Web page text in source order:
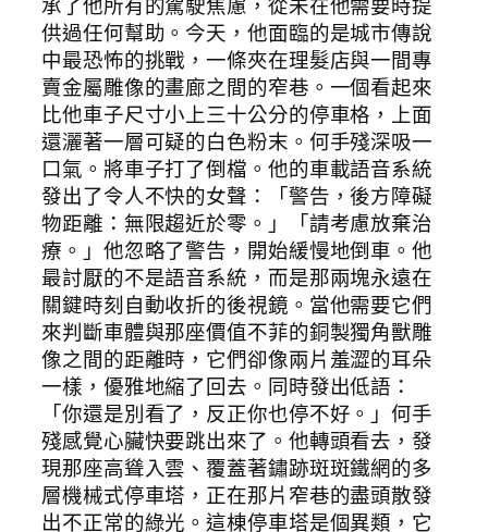
供過任何幫助。今天，他面臨的是城市傳說
中最恐怖的挑戰，一條夾在理髮店與一間專
賣金屬雕像的畫廊之間的窄巷。一個看起來
比他車子尺寸小上三十公分的停車格，上面
還灑著一層可疑的白色粉末。何手殘深吸一
口氣。將車子打了倒檔。他的車載語音系統
發出了令人不快的女聲：「警告，後方障礙
物距離：無限趨近於零。」「請考慮放棄治
療。」他忽略了警告，開始緩慢地倒車。他
最討厭的不是語音系統，而是那兩塊永遠在
關鍵時刻自動收折的後視鏡。當他需要它們
來判斷車體與那座價值不菲的銅製獨角獸雕
像之間的距離時，它們卻像兩片羞澀的耳朵
一樣，優雅地縮了回去。同時發出低語：
「你還是別看了，反正你也停不好。」何手
殘感覺心臟快要跳出來了。他轉頭看去，發
現那座高聳入雲、覆蓋著鏽跡斑斑鐵網的多
層機械式停車塔，正在那片窄巷的盡頭散發
出不正常的綠光。這棟停車塔是個異類，它